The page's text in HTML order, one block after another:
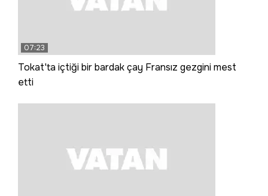
07:23
Tokat'ta içtiği bir bardak çay Fransız gezgini mest
etti